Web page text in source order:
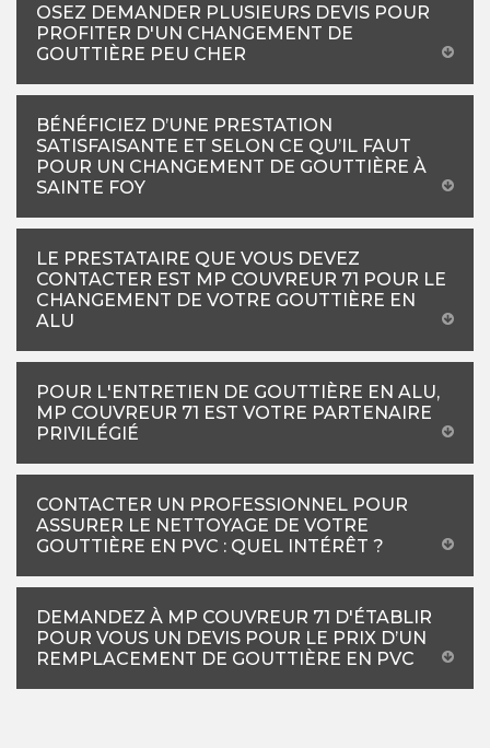
OSEZ DEMANDER PLUSIEURS DEVIS POUR
PROFITER D'UN CHANGEMENT DE
GOUTTIÈRE PEU CHER
BÉNÉFICIEZ D’UNE PRESTATION
SATISFAISANTE ET SELON CE QU’IL FAUT
POUR UN CHANGEMENT DE GOUTTIÈRE À
SAINTE FOY
LE PRESTATAIRE QUE VOUS DEVEZ
CONTACTER EST MP COUVREUR 71 POUR LE
CHANGEMENT DE VOTRE GOUTTIÈRE EN
ALU
POUR L'ENTRETIEN DE GOUTTIÈRE EN ALU,
MP COUVREUR 71 EST VOTRE PARTENAIRE
PRIVILÉGIÉ
CONTACTER UN PROFESSIONNEL POUR
ASSURER LE NETTOYAGE DE VOTRE
GOUTTIÈRE EN PVC : QUEL INTÉRÊT ?
DEMANDEZ À MP COUVREUR 71 D'ÉTABLIR
POUR VOUS UN DEVIS POUR LE PRIX D’UN
REMPLACEMENT DE GOUTTIÈRE EN PVC